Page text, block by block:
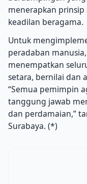
menerapkan prinsip
keadilan beragama.
Untuk
peradaban
menempatkan
setara, bernilai dan
“Semua pemimpin
tanggung jawab
dan perdamaian,”
Surabaya. (*)